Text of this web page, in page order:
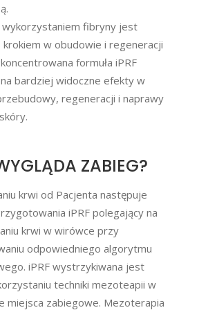
wykorzystaniem fibryny jest
krokiem w obudowie i regeneracji
formuła iPRF
bardziej widoczne efekty w
regeneracji i naprawy
ZABIEG?
krwi od Pacjenta następuje
iPRF polegający na
krwi w wirówce przy
odpowiedniego algorytmu
iPRF wystrzykiwana jest
techniki mezoteapii w
miejsca zabiegowe. Mezoterapia